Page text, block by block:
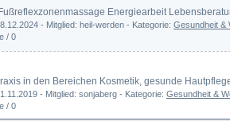
Energiearbeit
- Mitglied: heil-werden - Kategorie: Gesundheit &
/ 0
in den Bereichen Kosmetik, gesunde
- Mitglied: sonjaberg - Kategorie: Gesundheit &
/ 0